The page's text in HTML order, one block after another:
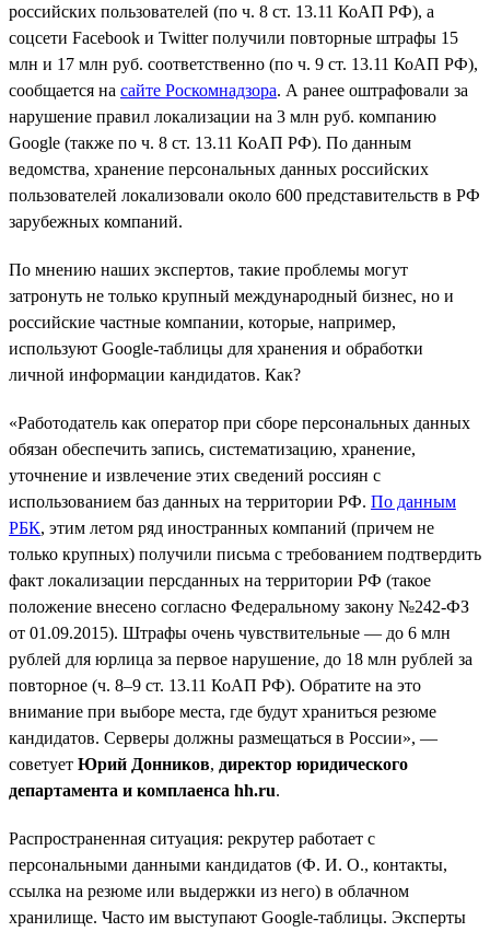
российских пользователей (по ч. 8 ст. 13.11 КоАП РФ), а
соцсети Facebook и Twitter получили повторные штрафы 15
млн и 17 млн руб. соответственно (по ч. 9 ст. 13.11 КоАП РФ),
сообщается на сайте Роскомнадзора. А ранее оштрафовали за
нарушение правил локализации на 3 млн руб. компанию
Google (также по ч. 8 ст. 13.11 КоАП РФ). По данным
ведомства, хранение персональных данных российских
пользователей локализовали около 600 представительств в РФ
зарубежных компаний.
По мнению наших экспертов, такие проблемы могут
затронуть не только крупный международный бизнес, но и
российские частные компании, которые, например,
используют Google-таблицы для хранения и обработки
личной информации кандидатов. Как?
«Работодатель как оператор при сборе персональных данных
обязан обеспечить запись, систематизацию, хранение,
уточнение и извлечение этих сведений россиян с
использованием баз данных на территории РФ. По данным
РБК, этим летом ряд иностранных компаний (причем не
только крупных) получили письма с требованием подтвердить
факт локализации персданных на территории РФ (такое
положение внесено согласно Федеральному закону №242-ФЗ
от 01.09.2015). Штрафы очень чувствительные — до 6 млн
рублей для юрлица за первое нарушение, до 18 млн рублей за
повторное (ч. 8–9 ст. 13.11 КоАП РФ). Обратите на это
внимание при выборе места, где будут храниться резюме
кандидатов. Серверы должны размещаться в России», —
советует Юрий Донников, директор юридического
департамента и комплаенса hh.ru.
Распространенная ситуация: рекрутер работает с
персональными данными кандидатов (Ф. И. О., контакты,
ссылка на резюме или выдержки из него) в облачном
хранилище. Часто им выступают Google-таблицы. Эксперты